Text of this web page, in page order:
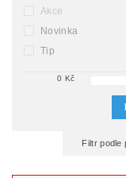
Akce
Novinka
Tip
0 Kč
Filtr podle